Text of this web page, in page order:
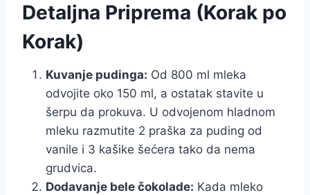
Detaljna Priprema (Korak po
Korak)
Kuvanje pudinga: Od 800 ml mleka
odvojite oko 150 ml, a ostatak stavite u
šerpu da prokuva. U odvojenom hladnom
mleku razmutite 2 praška za puding od
vanile i 3 kašike šećera tako da nema
grudvica.
Dodavanje bele čokolade: Kada mleko